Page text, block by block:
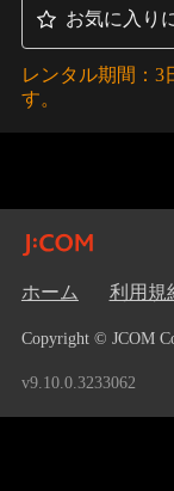
お気に入り
レンタル期間：3
す。
ホーム 利用規
Copyright © JCOM
v9.10.0.3233062